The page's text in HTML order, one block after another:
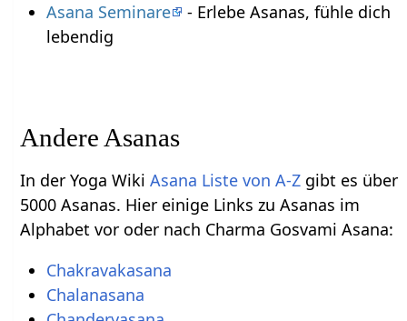
Asana Seminare
- Erlebe Asanas, fühle dich
lebendig
Andere Asanas
In der Yoga WikiAsana Liste von A-Z gibt es über
5000 Asanas. Hier einige Links zu Asanas im
Alphabet vor oder nach Charma Gosvami Asana:
Chakravakasana
Chalanasana